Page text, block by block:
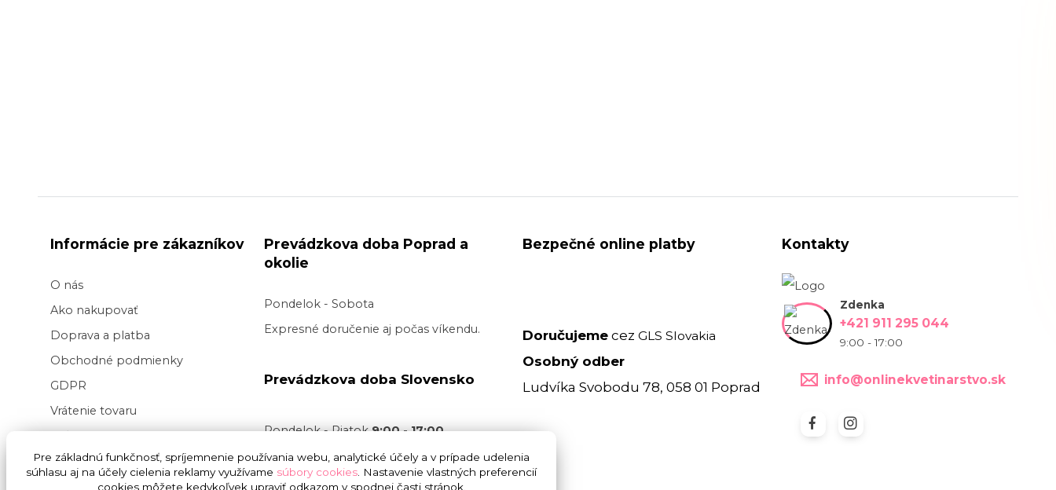
Informácie pre zákazníkov
O nás
Ako nakupovať
Doprava a platba
Obchodné podmienky
GDPR
Vrátenie tovaru
Veľkoobchod kvetov
Blog
Svadba na kľúč
Prevádzkova doba Poprad a
okolie
Pondelok - Sobota
Expresné doručenie aj počas víkendu.
Prevádzkova doba Slovensko
Pondelok - Piatok9:00 - 17:00
Doručenie v pracovný deň je realizované
v čase9:00 do 17:00bez garancie
Bezpečné online platby
Doručujeme cezGLS Slovakia
Osobný odber
Ludvíka Svobodu 78, 058 01 Poprad
Kontakty
Zdenka
+421 911 295 044
9:00 - 17:00
info@onlinekvetinarstvo.sk
Pre základnú funkčnosť, spríjemnenie používania webu, analytické účely a v prípade udelenia
súhlasu aj na účely cielenia reklamy využívame súbory cookies . Nastavenie vlastných preferencií
cookies môžete kedykoľvek upraviť odkazom v spodnej časti stránok.